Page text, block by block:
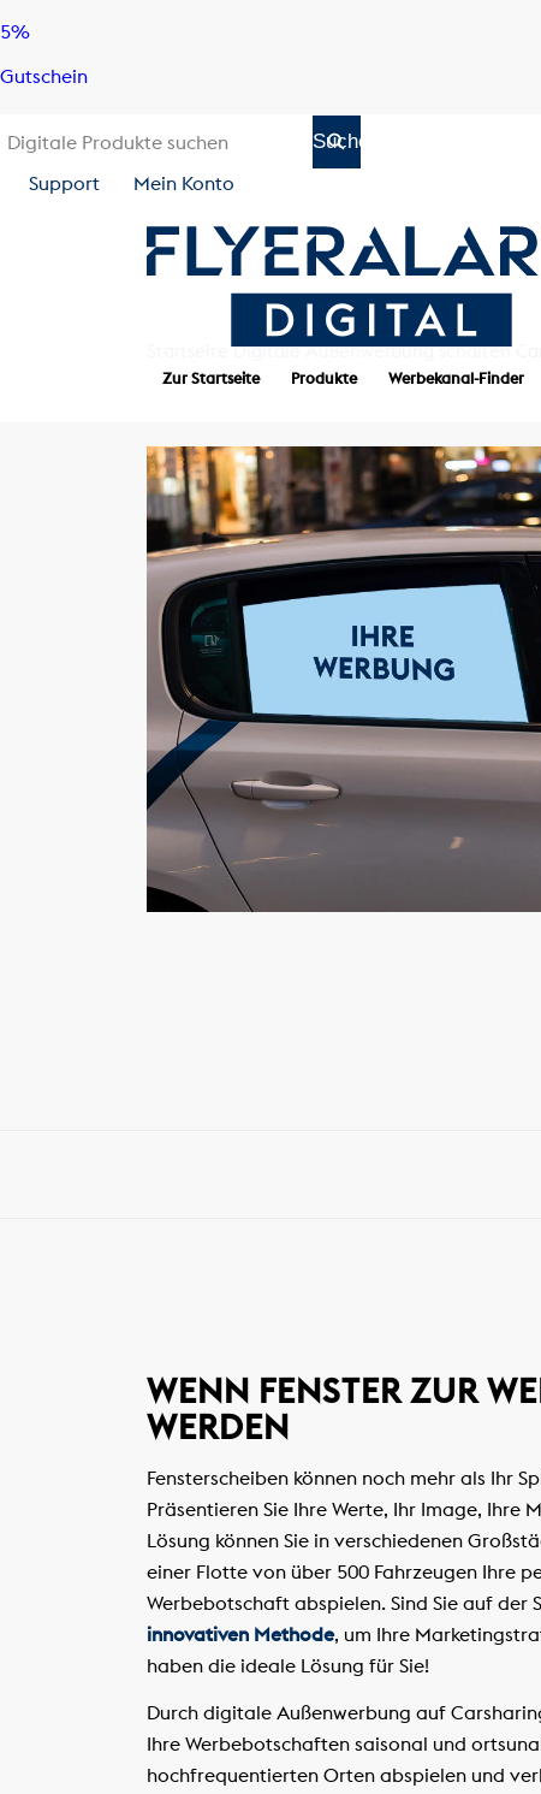
Skip
content
Skip
navigation
5%
Gutschein
Support Mein Konto
Zur Startseite Produkte Werbekanal-Finder
Digitale Außenwerbung schalten
WENN FENSTER ZUR
WERDEN
Fensterscheiben können noch mehr als Ihr
Präsentieren Sie Ihre Werte, Ihr Image, Ihre
Lösung können Sie in verschiedenen
einer Flotte von über 500 Fahrzeugen Ihre
Werbebotschaft abspielen. Sind Sie auf der
innovativen Methode, um Ihre
haben die ideale Lösung für Sie!
Durch digitale Außenwerbung auf
Ihre Werbebotschaften saisonal und
hochfrequentierten Orten abspielen und